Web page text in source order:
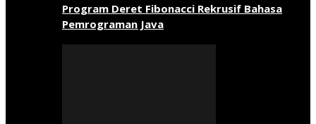
Program Deret Fibonacci Rekrusif Bahasa
Pemrograman Java